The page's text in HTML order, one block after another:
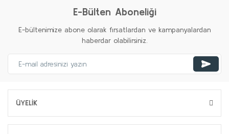
E-Bülten Aboneliği
E-bültenimize abone olarak fırsatlardan ve kampanyalardan
haberdar olabilirsiniz.
ÜYELİK